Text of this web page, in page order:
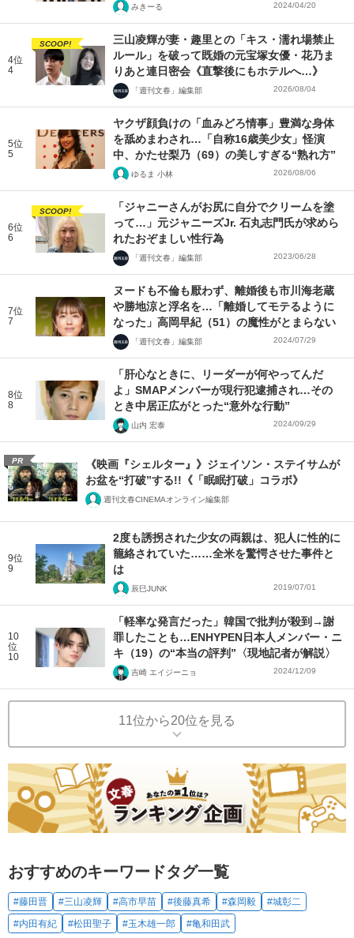
みきーる 2024/04/20
4位
4
SCOOP!
三山凌輝が妻・趣里との「キス・濡れ場禁止
ルール」を破って既婚の元宝塚女優・花乃ま
りあと連日密会《直撃後にもホテルへ…》
「週刊文春」編集部 2026/08/04
5位
5
ヤクザ顔負けの「血みどろ情事」豊満な身体
を舐めまわされ…「自称16歳美少女」怪演
中、かたせ梨乃（69）の美しすぎる“熟れ方”
ゆるま 小林 2026/08/06
6位
6
SCOOP!
「ジャニーさんがお尻に自分でクリームを塗
って…」元ジャニーズJr. 石丸志門氏が求めら
れたおぞましい性行為
「週刊文春」編集部 2023/06/28
7位
7
ヌードも不倫も厭わず、離婚後も市川海老蔵
や勝地涼と浮名を…「離婚してモテるように
なった」高岡早紀（51）の魔性がとまらない
「週刊文春」編集部 2024/07/29
8位
8
「肝心なときに、リーダーが何やってんだ
よ」SMAPメンバーが現行犯逮捕され…その
とき中居正広がとった“意外な行動”
山内 宏泰 2024/09/29
PR
《映画『シェルター』》ジェイソン・ステイサムが
お盆を“打破”する!!《「眠眠打破」コラボ》
週刊文春CINEMAオンライン編集部
9位
9
2度も誘拐された少女の両親は、犯人に性的に
籠絡されていた……全米を驚愕させた事件と
は
辰巳JUNK 2019/07/01
10
位
10
「軽率な発言だった」韓国で批判が殺到→謝
罪したことも…ENHYPEN日本人メンバー・ニ
キ（19）の“本当の評判”〈現地記者が解説〉
吉崎 エイジーニョ 2024/12/09
11位から20位を見る
おすすめのキーワードタグ一覧
#藤田晋 #三山凌輝 #高市早苗 #後藤真希 #森岡毅
#城彰二
#内田有紀
#松田聖子 #玉木雄一郎 #亀和田武